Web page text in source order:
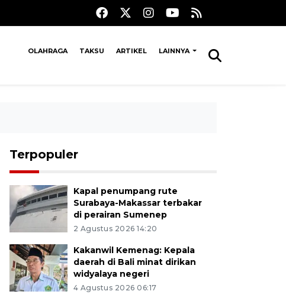
OLAHRAGA TAKSU ARTIKEL LAINNYA
Terpopuler
Kapal penumpang rute
Surabaya-Makassar terbakar
di perairan Sumenep
2 Agustus 2026 14:20
Kakanwil Kemenag: Kepala
daerah di Bali minat dirikan
widyalaya negeri
4 Agustus 2026 06:17